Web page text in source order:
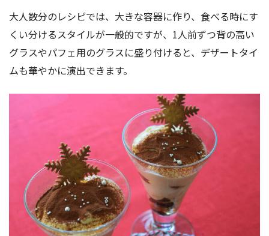
大人数分のレシピでは、大きな容器に作り、食べる時にす
くい分けるスタイルが一般的ですが、1人前ずつ背の高い
グラスやパフェ用のグラスに盛り付けると、デザートタイ
ムも華やかに演出できます。